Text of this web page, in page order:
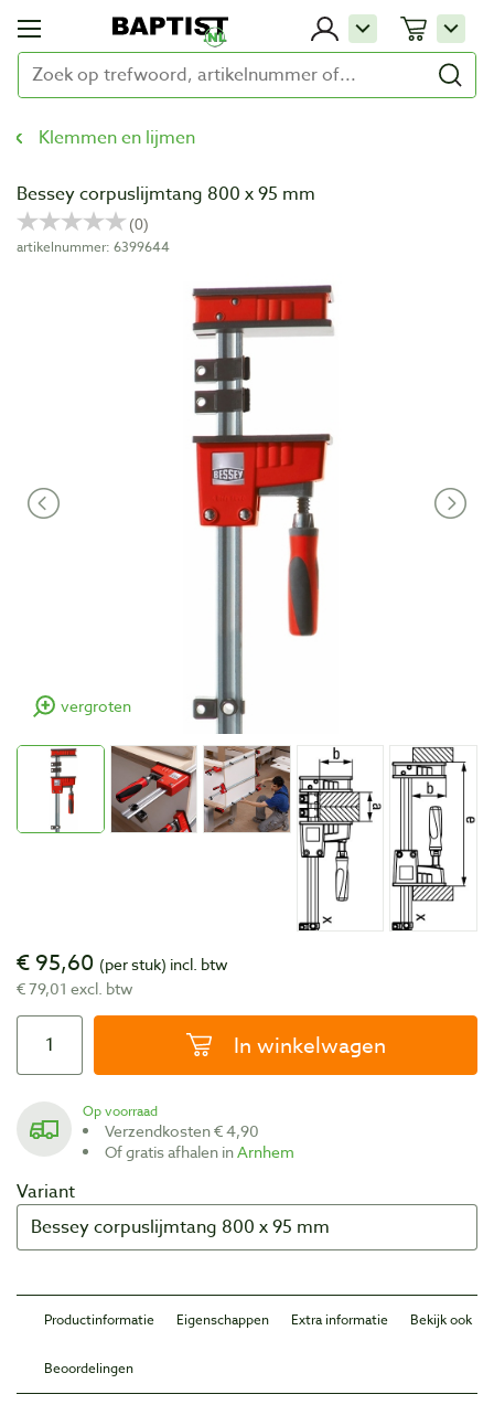
Klemmen en lijmen
Bessey corpuslijmtang 800 x 95 mm
artikelnummer: 6399644
vergroten
€ 95,60 (per stuk) incl. btw
€ 79,01 excl. btw
In winkelwagen
Op voorraad
Verzendkosten € 4,90
Of gratis afhalen inArnhem
Variant
Productinformatie Eigenschappen Extra informatie Bekijk ook
Beoordelingen